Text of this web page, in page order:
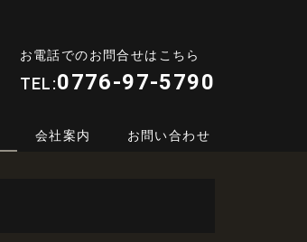
お電話でのお問合せはこちら
TEL:0776-97-5790
会社案内 お問い合わせ